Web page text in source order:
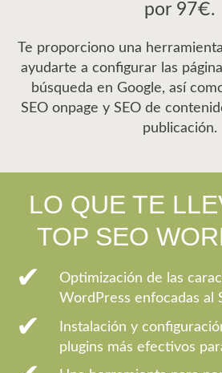
por 97€.
Te proporciono una
ayudarte a configurar las
búsqueda en Google, así
SEO onpage y SEO de
publicación.
LO QUE TE
TOP SEO
Optimización de las
WordPress enfocadas al
Instalación y
plugins más efectivos